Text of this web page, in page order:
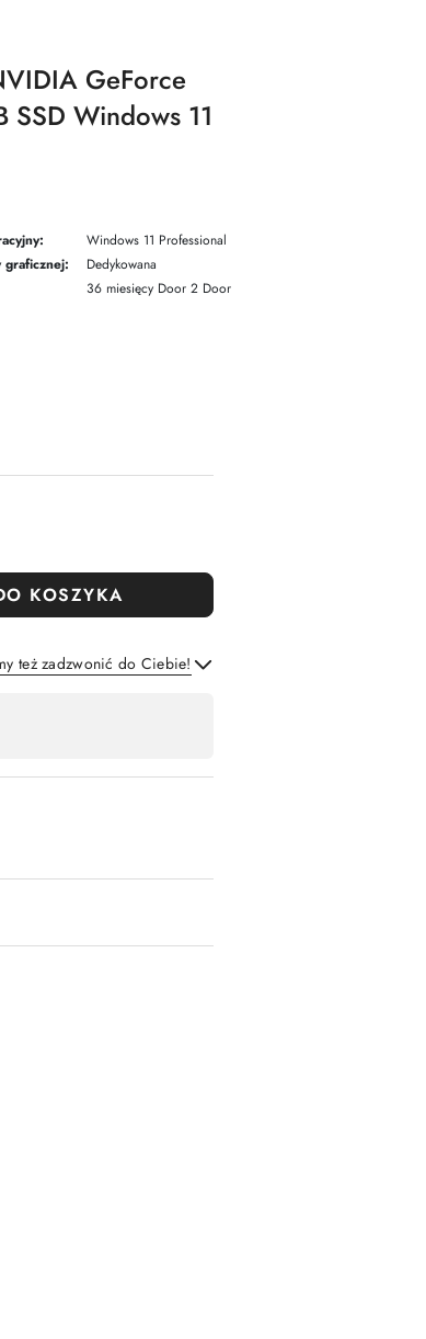
GeForce
Windows 11
Windows 11 Professional
graficznej:
Dedykowana
36 miesięcy Door 2 Door
KOSZYKA
też zadzwonić do Ciebie!